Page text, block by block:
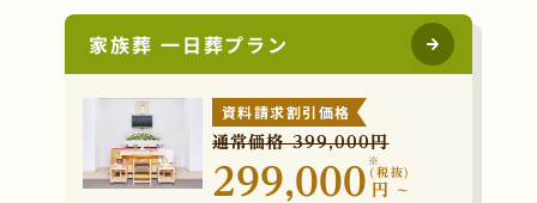
家族葬 一日葬プラン
資料請求割引価格
通常価格 399,000円
299,000
※
円
(税抜)
~